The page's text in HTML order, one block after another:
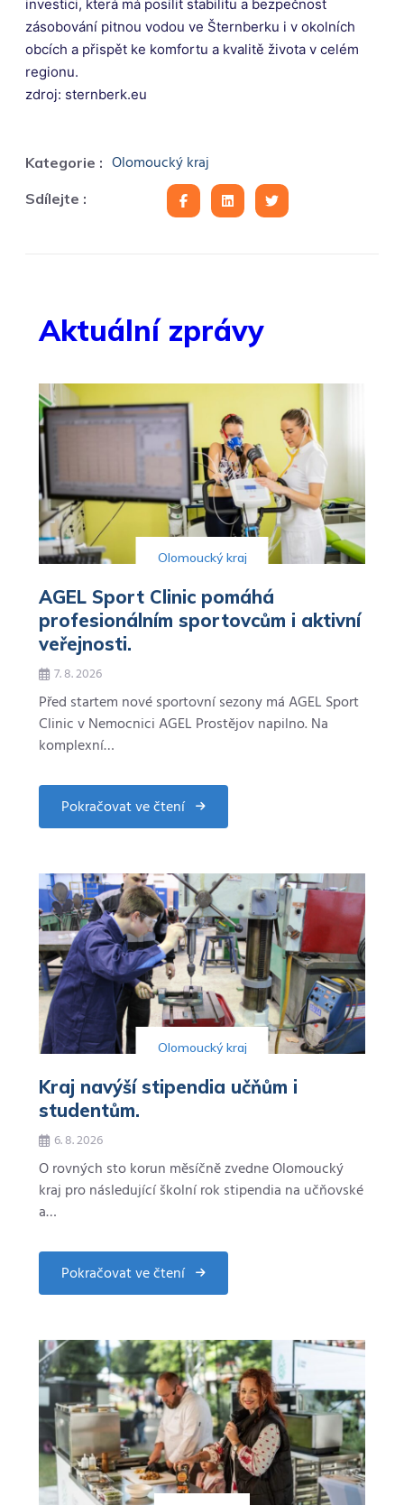
investici, která má posílit stabilitu a bezpečnost
zásobování pitnou vodou ve Šternberku i v okolních
obcích a přispět ke komfortu a kvalitě života v celém
regionu.
zdroj: sternberk.eu
Kategorie : Olomoucký kraj
Sdílejte :
Aktuální zprávy
Olomoucký kraj
AGEL Sport Clinic pomáhá
profesionálním sportovcům i aktivní
veřejnosti.
7. 8. 2026
Před startem nové sportovní sezony má AGEL Sport
Clinic v Nemocnici AGEL Prostějov napilno. Na
komplexní…
Pokračovat ve čtení
about
AGEL
pomáhá
profesionálním
sportovcům
i
aktivní
veřejnosti.
Olomoucký kraj
Kraj navýší stipendia učňům i
studentům.
6. 8. 2026
O rovných sto korun měsíčně zvedne Olomoucký
kraj pro následující školní rok stipendia na učňovské
a…
Pokračovat ve čtení
about
Kraj
učňům
i
studentům.